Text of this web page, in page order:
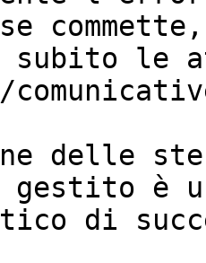
subito le
delle
gestito è
di